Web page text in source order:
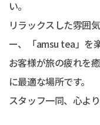
い。
リラックスした雰囲
ー、「amsu tea」を
お客様が旅の疲れを
に最適な場所です。
スタッフ一同、心よ